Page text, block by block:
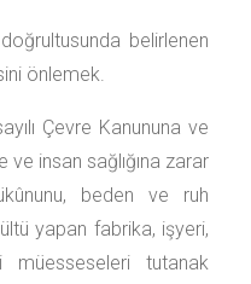
belirlenen
önlemek.
Çevre Kanununa ve
insan sağlığına zarar
beden ve ruh
yapan fabrika, işyeri,
tutanak